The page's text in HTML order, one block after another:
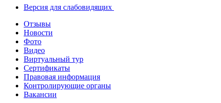
Версия для слабовидящих
Отзывы
Новости
Фото
Видео
Виртуальный тур
Сертификаты
Правовая информация
Контролирующие органы
Вакансии